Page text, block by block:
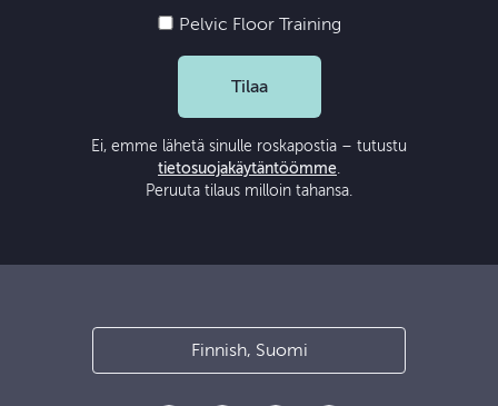
Pelvic Floor Training
Tilaa
Ei, emme lähetä sinulle roskapostia – tutustu
tietosuojakäytäntöömme.
Peruuta tilaus milloin tahansa.
Finnish, Suomi